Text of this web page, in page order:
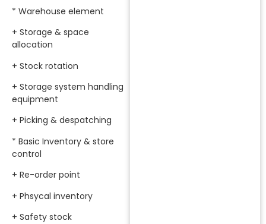
* Warehouse element
+ Storage & space
allocation
+ Stock rotation
+ Storage system handling
equipment
+ Picking & despatching
* Basic Inventory & store
control
+ Re-order point
+ Phsycal inventory
+ Safety stock